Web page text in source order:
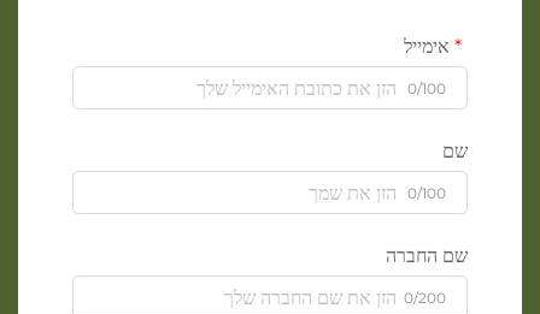
אימייל
0/100
שם
0/100
שם החברה
0/200